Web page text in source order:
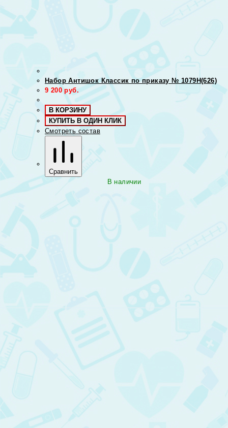
Набор Антишок Классик по приказу № 1079Н(626)
9 200 руб.
В КОРЗИНУ
КУПИТЬ В ОДИН КЛИК
Смотреть состав
Сравнить
В наличии